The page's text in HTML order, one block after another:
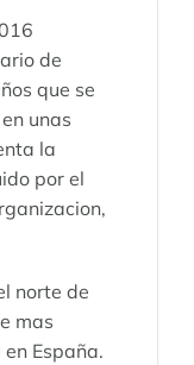
de
que se
unas
la
por el
norte de
mas
España.